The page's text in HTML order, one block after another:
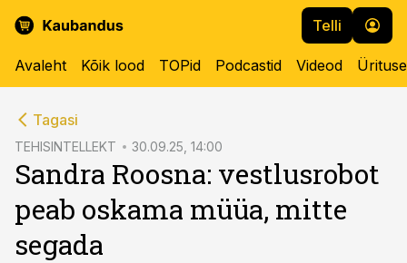
Telli
Avaleht Kõik lood TOPid Podcastid Videod
Tagasi
TEHISINTELLEKT 30.09.25, 14:00
Sandra Roosna: vestlusrobot
peab oskama müüa, mitte
segada